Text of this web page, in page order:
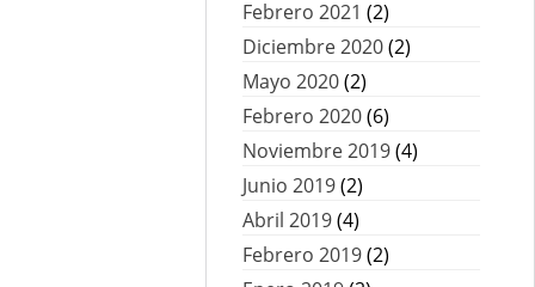
Febrero 2021 (2)
Diciembre 2020(2)
Mayo 2020(2)
Febrero 2020(6)
Noviembre 2019(4)
Junio 2019(2)
Abril 2019(4)
Febrero 2019(2)